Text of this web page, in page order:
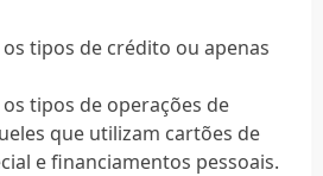
tipos de crédito ou apenas
tipos de operações de
que utilizam cartões de
e financiamentos pessoais.